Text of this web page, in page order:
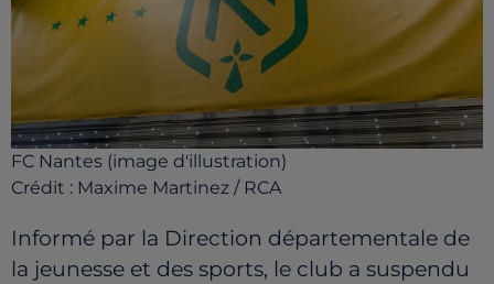
FC Nantes (image d'illustration)
Crédit : Maxime Martinez / RCA
Informé par la Direction départementale de
la jeunesse et des sports, le club a suspendu